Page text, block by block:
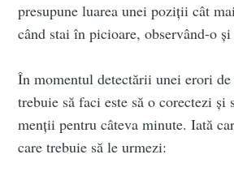
presupune luarea unei poziții cât
când stai în picioare, observând-o
În momentul detectării unei erori
trebuie să faci este să o corectezi și
menții pentru câteva minute. Iată
care trebuie să le urmezi: